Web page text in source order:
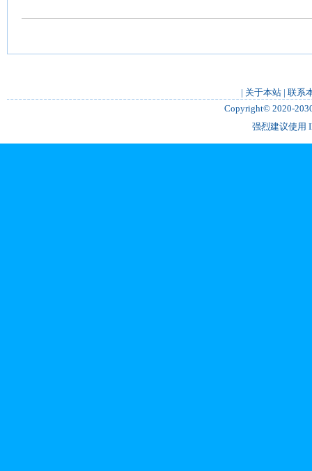
| 关于本站 | 联系
Copyright© 2020-
强烈建议使用